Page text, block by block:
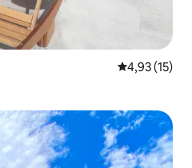
Gemiddelde
4,93 (15)